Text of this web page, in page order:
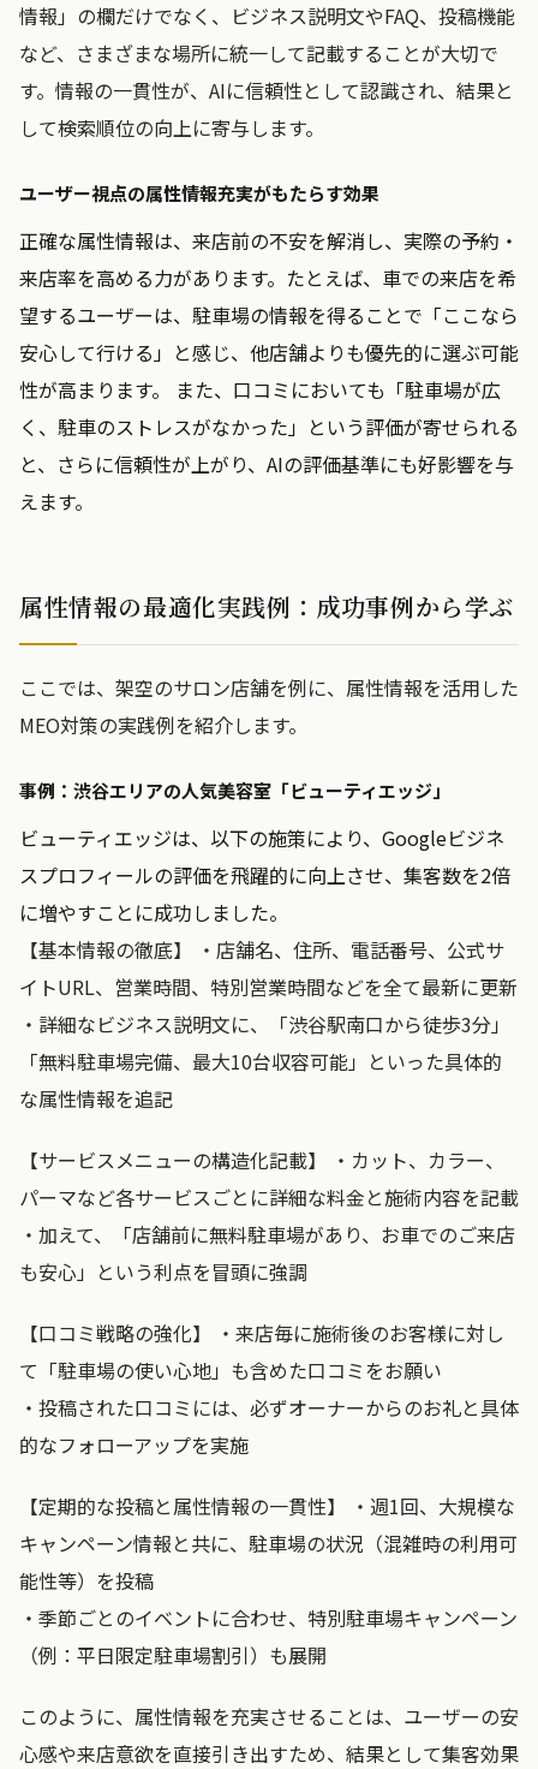
情報」の欄だけでなく、ビジネス説明文やFAQ、投稿機能
など、さまざまな場所に統一して記載することが大切で
す。情報の一貫性が、AIに信頼性として認識され、結果と
して検索順位の向上に寄与します。
ユーザー視点の属性情報充実がもたらす効果
正確な属性情報は、来店前の不安を解消し、実際の予約・
来店率を高める力があります。たとえば、車での来店を希
望するユーザーは、駐車場の情報を得ることで「ここなら
安心して行ける」と感じ、他店舗よりも優先的に選ぶ可能
性が高まります。 また、口コミにおいても「駐車場が広
く、駐車のストレスがなかった」という評価が寄せられる
と、さらに信頼性が上がり、AIの評価基準にも好影響を与
えます。
属性情報の最適化実践例：成功事例から学ぶ
ここでは、架空のサロン店舗を例に、属性情報を活用した
MEO対策の実践例を紹介します。
事例：渋谷エリアの人気美容室「ビューティエッジ」
ビューティエッジは、以下の施策により、Googleビジネ
スプロフィールの評価を飛躍的に向上させ、集客数を2倍
に増やすことに成功しました。
【基本情報の徹底】 ・店舗名、住所、電話番号、公式サ
イトURL、営業時間、特別営業時間などを全て最新に更新
・詳細なビジネス説明文に、「渋谷駅南口から徒歩3分」
「無料駐車場完備、最大10台収容可能」といった具体的
な属性情報を追記
【サービスメニューの構造化記載】 ・カット、カラー、
パーマなど各サービスごとに詳細な料金と施術内容を記載
・加えて、「店舗前に無料駐車場があり、お車でのご来店
も安心」という利点を冒頭に強調
【口コミ戦略の強化】 ・来店毎に施術後のお客様に対し
て「駐車場の使い心地」も含めた口コミをお願い
・投稿された口コミには、必ずオーナーからのお礼と具体
的なフォローアップを実施
【定期的な投稿と属性情報の一貫性】 ・週1回、大規模な
キャンペーン情報と共に、駐車場の状況（混雑時の利用可
能性等）を投稿
・季節ごとのイベントに合わせ、特別駐車場キャンペーン
（例：平日限定駐車場割引）も展開
このように、属性情報を充実させることは、ユーザーの安
心感や来店意欲を直接引き出すため、結果として集客効果